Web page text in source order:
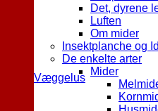
Væggelus
Det, dyrene
Luften
Om mider
Insektplanche og
De enkelte arter
Mider